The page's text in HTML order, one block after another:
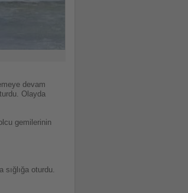
devam
Olayda
gemilerinin
sığlığa oturdu.